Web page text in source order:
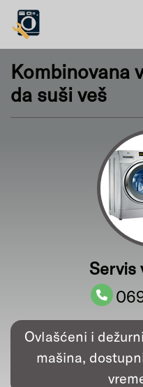
Kombinovana
da suši veš
Servis
Ovlašćeni i
mašina,